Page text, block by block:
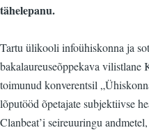
tähelepanu.
Tartu ülikooli infoühiskonna ja
bakalaureuseõppekava
toimunud konverentsil
lõputööd õpetajate subjektiivse
Clanbeat’i seireuuringu